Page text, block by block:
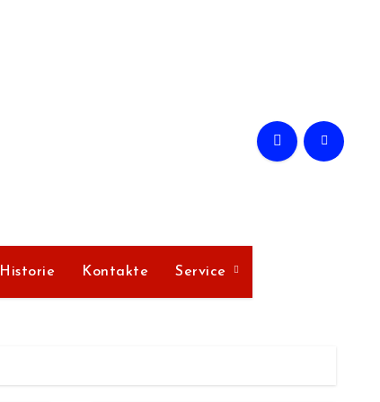
Historie Kontakte Service